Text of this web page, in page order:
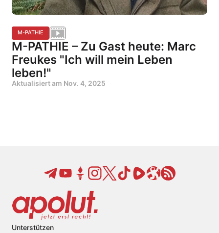
M-PATHIE
M-PATHIE – Zu Gast heute: Marc
Freukes "Ich will mein Leben
leben!"
Aktualisiert am Nov. 4, 2025
Unterstützen